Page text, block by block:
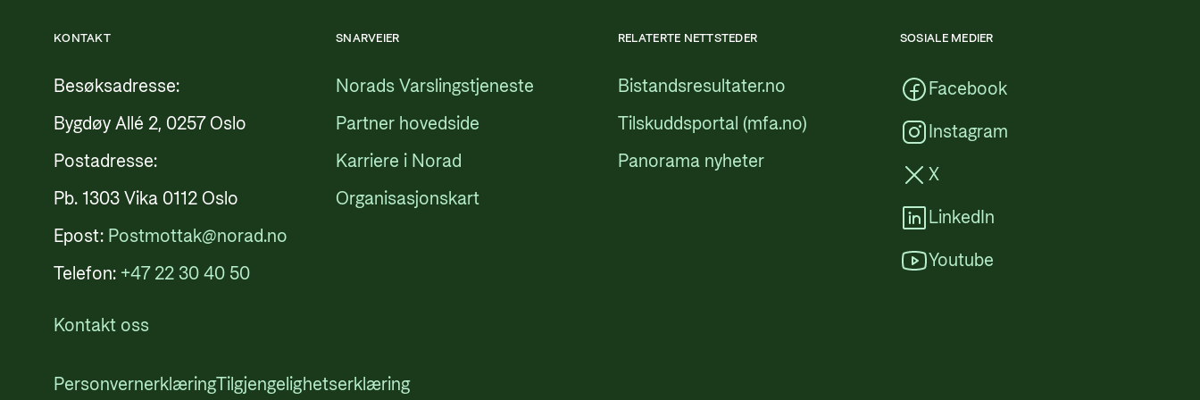
KONTAKT
Besøksadresse:
Bygdøy Allé 2, 0257 Oslo
Postadresse:
Pb. 1303 Vika 0112 Oslo
Epost: Postmottak@norad.no
Telefon: +47 22 30 40 50
Kontakt oss
SNARVEIER
Norads Varslingstjeneste
Partner hovedside
Karriere i Norad
Organisasjonskart
RELATERTE NETTSTEDER
Bistandsresultater.no
Tilskuddsportal (mfa.no)
Panorama nyheter
SOSIALE MEDIER
Facebook
Instagram
X
LinkedIn
Youtube
PersonvernerklæringTilgjengelighetserklæring